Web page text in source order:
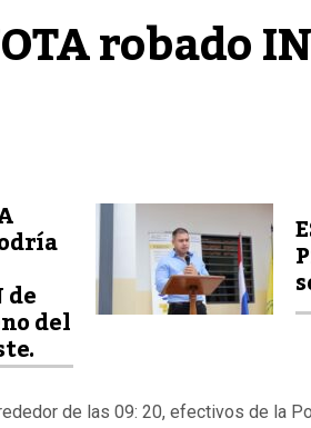
robado
de
del
de las 09: 20, efectivos de la